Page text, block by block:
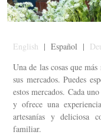
English | Español |
Una de las cosas que
sus mercados. Puedes
estos mercados. Cada
y ofrece una
artesanías y deliciosa
familiar.